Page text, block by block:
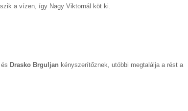
a vízen, így Nagy Viktornál köt ki.
Drasko Brguljan kényszerítőznek, utóbbi megtalálja a rést a